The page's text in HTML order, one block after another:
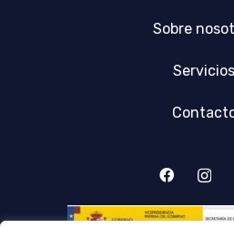
Sobre
Servicios